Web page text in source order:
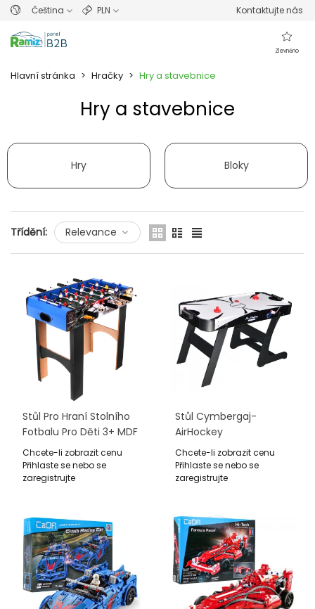
Čeština PLN Kontaktujte nás
Zlevněno
Hlavní stránka > Hračky > Hry a stavebnice
Hry a stavebnice
Přečtěte si více
Hry
Bloky
Třídění: Relevance
Stůl Pro Hraní Stolního
Fotbalu Pro Děti 3+ MDF
+ 6 Gilli Dovednostní
Hra
Chcete-li zobrazit cenu
Přihlaste se nebo se
zaregistrujte
Stůl Cymbergaj-
AirHockey
122x60,5x71cm
Chcete-li zobrazit cenu
Přihlaste se nebo se
zaregistrujte